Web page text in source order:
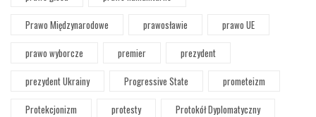
Prawo Międzynarodowe
prawosławie
prawo UE
prawo wyborcze
premier
prezydent
prezydent Ukrainy
Progressive State
prometeizm
Protekcjonizm
protesty
Protokół Dyplomatyczny